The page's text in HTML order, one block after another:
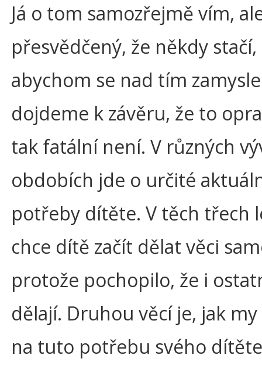
Já o tom samozřejmě vím,
přesvědčený, že někdy stačí,
abychom se nad tím
dojdeme k závěru, že to
tak fatální není. V různých
obdobích jde o určité
potřeby dítěte. V těch třech
chce dítě začít dělat věci
protože pochopilo, že i
dělají. Druhou věcí je, jak
na tuto potřebu svého dítěte